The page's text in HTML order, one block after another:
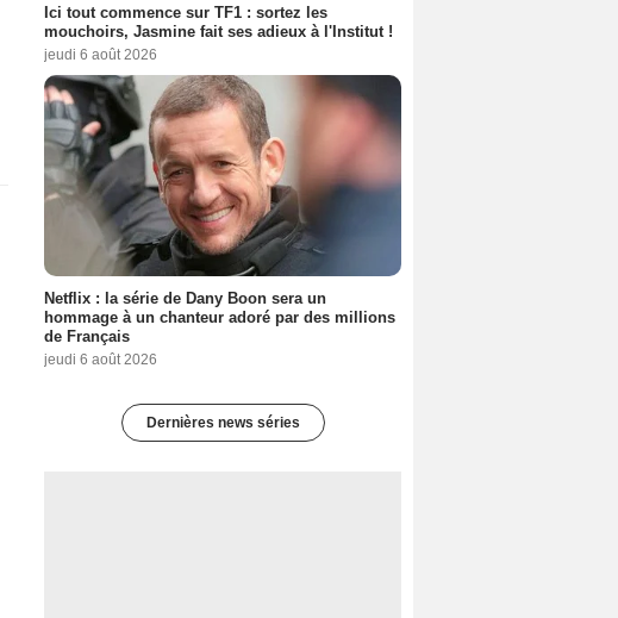
Ici tout commence sur TF1 : sortez les
mouchoirs, Jasmine fait ses adieux à l'Institut !
jeudi 6 août 2026
Netflix : la série de Dany Boon sera un
hommage à un chanteur adoré par des millions
de Français
jeudi 6 août 2026
Dernières news séries